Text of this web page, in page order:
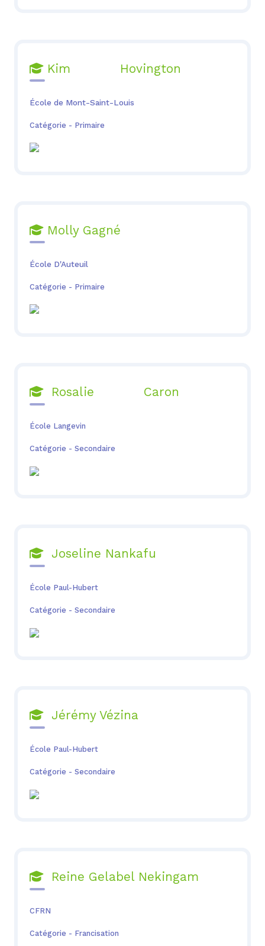
Kim Hovington
École de Mont-Saint-Louis
Catégorie - Primaire
Molly Gagné
École D'Auteuil
Catégorie - Primaire
Rosalie Caron
École Langevin
Catégorie - Secondaire
Joseline Nankafu
École Paul-Hubert
Catégorie - Secondaire
Jérémy Vézina
École Paul-Hubert
Catégorie - Secondaire
Reine Gelabel Nekingam
CFRN
Catégorie - Francisation